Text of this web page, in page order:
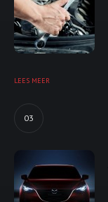
LEES MEER
03